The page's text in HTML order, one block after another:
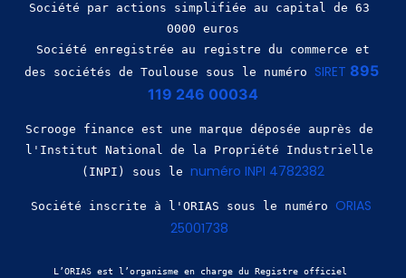
Société par actions simplifiée au capital de 63
0000 euros
des sociétés de Toulouse sous le numéro SIRET 895
119 246 00034
Scrooge finance est une marque déposée auprès de
l'Institut National de la Propriété Industrielle
(INPI) sous le numéro INPI 4782382
Société inscrite à l'ORIAS sous le numéro ORIAS
25001738
L’ORIAS est l’organisme en charge du Registre officiel